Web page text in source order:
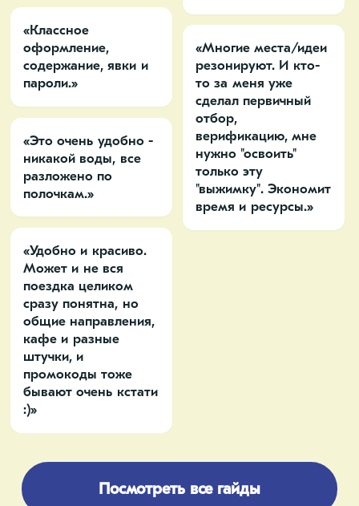
«Классное
оформление,
содержание, явки и
пароли.»
«Это очень удобно -
никакой воды, все
разложено по
полочкам.»
«Удобно и красиво.
Может и не вся
поездка целиком
сразу понятна, но
общие направления,
кафе и разные
штучки, и
промокоды тоже
бывают очень кстати
:)»
«Многие места/идеи
резонируют. И кто-
то за меня уже
сделал первичный
отбор,
верификацию, мне
нужно "освоить"
только эту
"выжимку". Экономит
время и ресурсы.»
Посмотреть все гайды